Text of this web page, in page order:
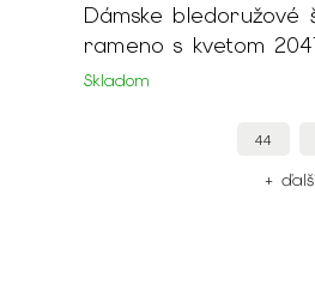
Dámske bledoružové
rameno s kvetom
Skladom
44
+